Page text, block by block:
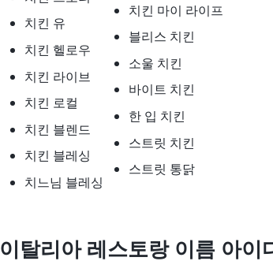
치킨 유
치킨 헬로우
치킨 라이브
치킨 로컬
치킨 블렌드
치킨 블레싱
치느님 블레싱
치킨 마이 라이프
블리스 치킨
소울 치킨
바이트 치킨
한 입 치킨
스트릿 치킨
스트릿 통닭
이탈리아 레스토랑 이름 아이